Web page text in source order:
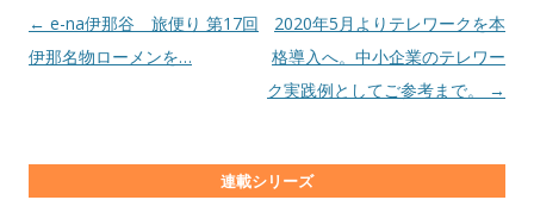
投稿ナビゲーション
← e-na伊那谷 旅便り 第17回
伊那名物ローメンを…
2020年5月よりテレワークを本
格導入へ。中小企業のテレワー
ク実践例としてご参考まで。
→
連載シリーズ